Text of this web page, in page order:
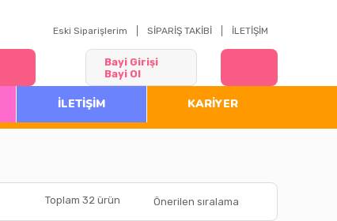
Eski Siparişlerim SİPARİŞ TAKİBİ İLETİŞİM
Bayi Girişi
Bayi Ol
İLETİŞİM KARİYER
Toplam 32 ürün